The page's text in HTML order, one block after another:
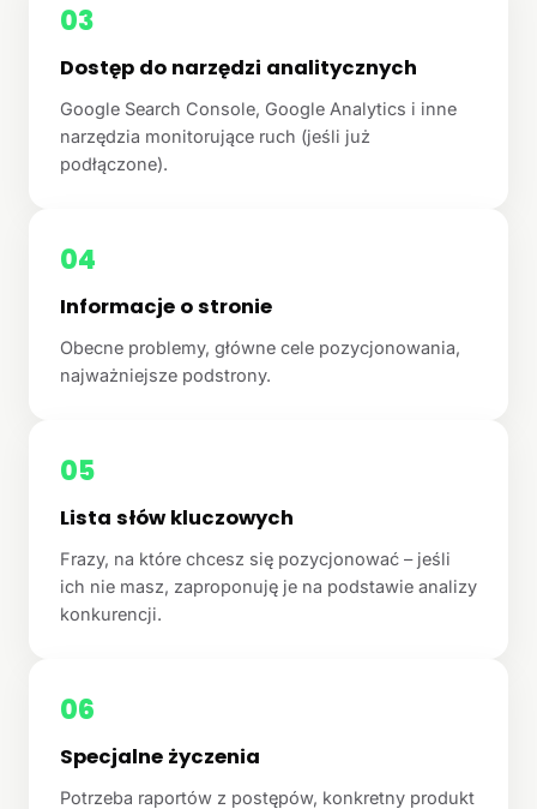
03
Dostęp do narzędzi analitycznych
Google Search Console, Google Analytics i inne
narzędzia monitorujące ruch (jeśli już
podłączone).
04
Informacje o stronie
Obecne problemy, główne cele pozycjonowania,
najważniejsze podstrony.
05
Lista słów kluczowych
Frazy, na które chcesz się pozycjonować – jeśli
ich nie masz, zaproponuję je na podstawie analizy
konkurencji.
06
Specjalne życzenia
Potrzeba raportów z postępów, konkretny produkt